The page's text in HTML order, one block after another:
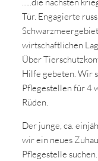
…..die nächsten
Tür. Engagierte
wirtschaftlichen
Über
Hilfe gebeten. Wir
Pflegestellen für 4
Rüden.
Der junge, ca.
wir ein neues
Pflegestelle suchen.